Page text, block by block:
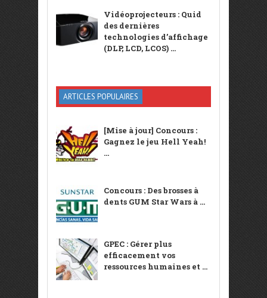
Vidéoprojecteurs : Quid
des dernières
technologies d’affichage
(DLP, LCD, LCOS) ...
ARTICLES POPULAIRES
[Mise à jour] Concours :
Gagnez le jeu Hell Yeah!
...
Concours : Des brosses à
dents GUM Star Wars à ...
GPEC : Gérer plus
efficacement vos
ressources humaines et ...